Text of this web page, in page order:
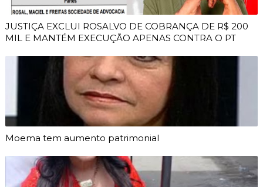
JUSTIÇA EXCLUI ROSALVO DE COBRANÇA DE R$ 200
MIL E MANTÉM EXECUÇÃO APENAS CONTRA O PT
Moema tem aumento patrimonial